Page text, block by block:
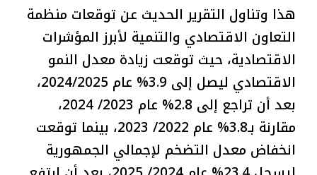
هذا وتناول التقرير الحديث عن توقعات منظمة
التعاون الاقتصادي والتنمية لأبرز المؤشرات
الاقتصادية، حيث توقعت زيادة معدل النمو
الاقتصادي ليصل إلى 3.9% عام 2024/2025،
بعد أن تراجع إلى 2.8% عام 2023/ 2024،
مقارنة بـ3.8% عام 2022/ 2023، بينما توقعت
انخفاض معدل التضخم لإجمالي الجمهورية